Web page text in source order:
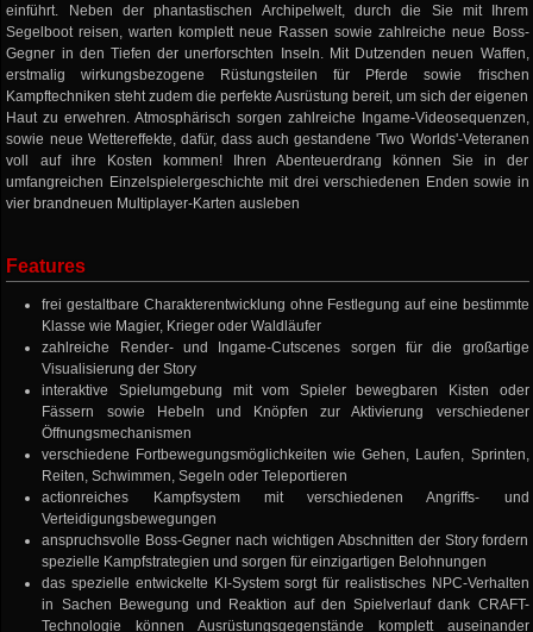
einführt. Neben der phantastischen Archipelwelt, durch die Sie mit Ihrem
Segelboot reisen, warten komplett neue Rassen sowie zahlreiche neue Boss-
Gegner in den Tiefen der unerforschten Inseln. Mit Dutzenden neuen Waffen,
erstmalig wirkungsbezogene Rüstungsteilen für Pferde sowie frischen
Kampftechniken steht zudem die perfekte Ausrüstung bereit, um sich der eigenen
Haut zu erwehren. Atmosphärisch sorgen zahlreiche Ingame-Videosequenzen,
sowie neue Wettereffekte, dafür, dass auch gestandene 'Two Worlds'-Veteranen
voll auf ihre Kosten kommen! Ihren Abenteuerdrang können Sie in der
umfangreichen Einzelspielergeschichte mit drei verschiedenen Enden sowie in
vier brandneuen Multiplayer-Karten ausleben
Features
frei gestaltbare Charakterentwicklung ohne Festlegung auf eine bestimmte
Klasse wie Magier, Krieger oder Waldläufer
zahlreiche Render- und Ingame-Cutscenes sorgen für die großartige
Visualisierung der Story
interaktive Spielumgebung mit vom Spieler bewegbaren Kisten oder
Fässern sowie Hebeln und Knöpfen zur Aktivierung verschiedener
Öffnungsmechanismen
verschiedene Fortbewegungsmöglichkeiten wie Gehen, Laufen, Sprinten,
Reiten, Schwimmen, Segeln oder Teleportieren
actionreiches Kampfsystem mit verschiedenen Angriffs- und
Verteidigungsbewegungen
anspruchsvolle Boss-Gegner nach wichtigen Abschnitten der Story fordern
spezielle Kampfstrategien und sorgen für einzigartigen Belohnungen
das spezielle entwickelte KI-System sorgt für realistisches NPC-Verhalten
in Sachen Bewegung und Reaktion auf den Spielverlauf dank CRAFT-
Technologie können Ausrüstungsgegenstände komplett auseinander